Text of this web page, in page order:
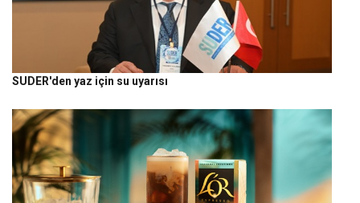
SUDER'den yaz için su uyarısı